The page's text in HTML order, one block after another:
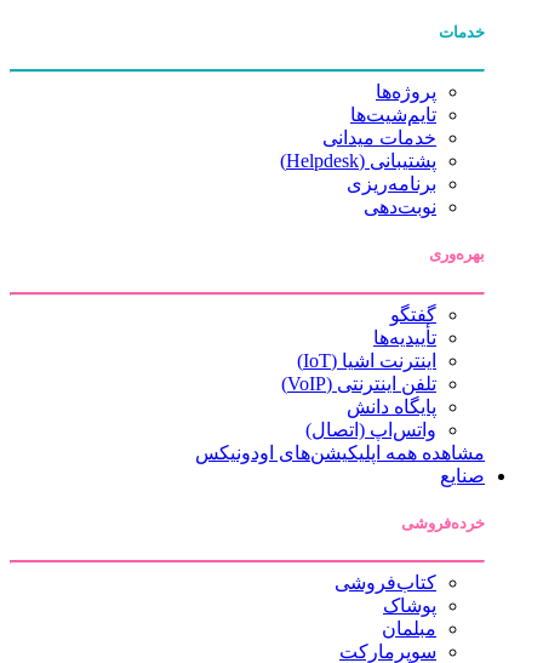
خدمات
پروژه‌ها
تایم‌شیت‌ها
خدمات میدانی
پشتیبانی (Helpdesk)
برنامه‌ریزی
نوبت‌دهی
بهره‌وری
گفتگو
تأییدیه‌ها
اینترنت اشیا (IoT)
تلفن اینترنتی (VoIP)
پایگاه دانش
واتس‌اپ (اتصال)
مشاهده همه اپلیکیشن‌های اودونیکس
صنایع
خرده‌فروشی
کتاب‌فروشی
پوشاک
مبلمان
سوپرمارکت